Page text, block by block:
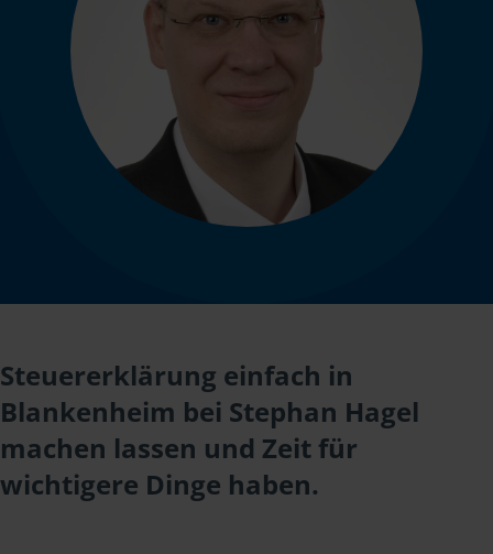
Steuererklärung einfach in
Blankenheim bei Stephan Hagel
machen lassen und Zeit für
wichtigere Dinge haben.